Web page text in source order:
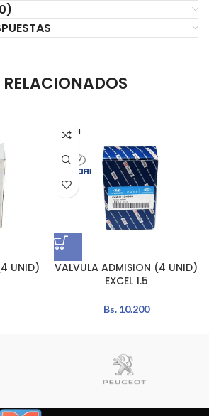
UNID)
AGOT
ADO
VALVULA ADMISION (4 UNID)
EXCEL 1.5
Bs.10.200